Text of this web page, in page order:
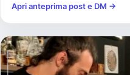
Apri anteprima post e DM →